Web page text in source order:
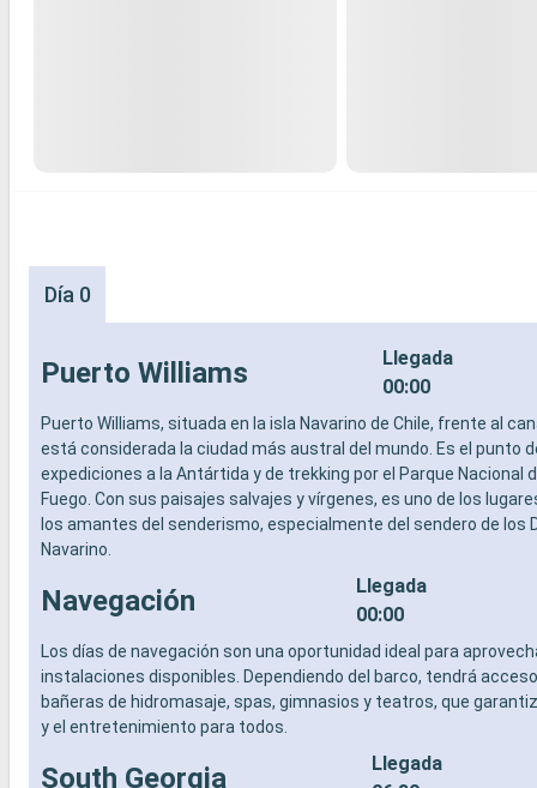
Día 0
Puerto Williams
Llegada
00:00
Puerto Williams, situada en la isla Navarino de Chile, frente al
está considerada la ciudad más austral del mundo. Es el punto
expediciones a la Antártida y de trekking por el Parque Nacional
Fuego. Con sus paisajes salvajes y vírgenes, es uno de los
los amantes del senderismo, especialmente del sendero de los
Navarino.
Navegación
Llegada
00:00
Los días de navegación son una oportunidad ideal para
instalaciones disponibles. Dependiendo del barco, tendrá
bañeras de hidromasaje, spas, gimnasios y teatros, que
y el entretenimiento para todos.
South Georgia
Llegada